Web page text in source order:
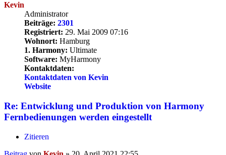
Kevin
Administrator
Beiträge: 2301
Registriert: 29. Mai 2009 07:16
Wohnort: Hamburg
1. Harmony: Ultimate
Software: MyHarmony
Kontaktdaten:
Kontaktdaten von Kevin
Website
Re: Entwicklung und Produktion von Harmony
Fernbedienungen werden eingestellt
Zitieren